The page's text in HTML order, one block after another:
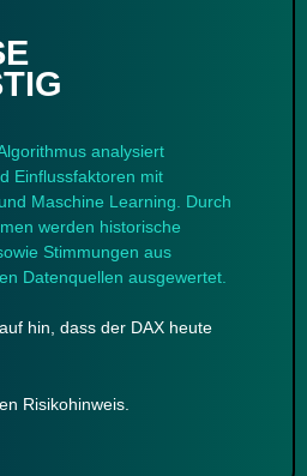
analysiert
Einflussfaktoren mit
Maschine Learning. Durch
werden historische
Stimmungen aus
Datenquellen ausgewertet.
hin, dass der DAX heute
Risikohinweis